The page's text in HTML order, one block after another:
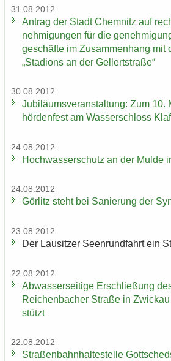
31.08.2012
An­trag der Stadt Chem­nitz auf
neh­mi­gun­gen für die
ge­schäf­te im Zu­sam­men­hang mit
„Sta­di­ons an der Gel­lert­stra­ße“
30.08.2012
Ju­bi­lä­ums­ver­an­stal­tung: Zum
hör­den­fest am Was­ser­schloss
24.08.2012
Hoch­was­ser­schutz an der Mulde
24.08.2012
Gör­litz steht bei Sa­nie­rung der
23.08.2012
Der Lau­sit­zer Seen­rund­fahrt ein
22.08.2012
Ab­was­ser­sei­ti­ge Er­schlie­ßung
Rei­chen­ba­cher Stra­ße in
stützt
22.08.2012
Stra­ßen­bahn­hal­te­stel­le